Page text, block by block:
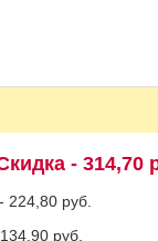
- 314,70
224,80 руб.
руб.